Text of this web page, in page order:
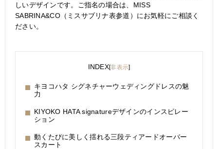
しいデザインです。ご指名の場合は、MISS
SABRINA&CO（ミスサブリナ表参道）にお気軽にご相談く
ださい。
INDEX[非表示]
キヨコハタ シグネチャーウェディングドレスの魅
力
KIYOKO HATA signatureデザインのインスピレー
ション
動くたびに美しく揺れる三段ティアードオーバー
スカート